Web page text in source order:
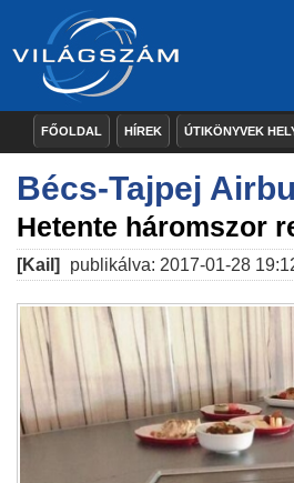
FŐOLDAL HÍREK ÚTIKÖNYVEK
Bécs-Tajpej
Hetente háromszor
[Kail] publikálva: 2017-01-28